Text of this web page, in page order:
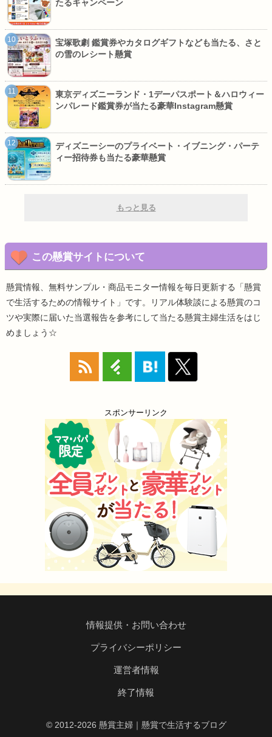
たるキャンペーン
宝塚歌劇 鑑賞券やカタログギフトなども当たる、さと
の雪のレシート懸賞
東京ディズニーランド・1デーパスポート＆ハロウィー
ンパレード鑑賞券が当たる豪華Instagram懸賞
ディズニーシーのプライベート・イブニング・パーテ
ィー招待券も当たる豪華懸賞
もっと見る
この懸賞サイトについて
懸賞情報、無料サンプル・商品モニター情報を毎日更新する「懸賞
で生活するための情報サイト」です。リアル体験談による懸賞のコ
ツや実際に届いた当選報告を参考にして当たる懸賞主婦生活をはじ
めましょう☆
スポンサーリンク
情報提供・お問い合わせ
プライバシーポリシー
運営者情報
終了情報
© 2012-2026 懸賞主婦｜懸賞で生活するブログ